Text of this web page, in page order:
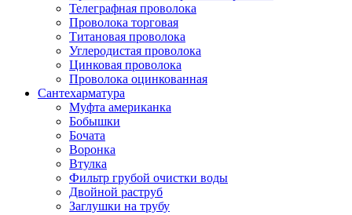
Телеграфная проволока
Проволока торговая
Титановая проволока
Углеродистая проволока
Цинковая проволока
Проволока оцинкованная
Сантехарматура
Муфта американка
Бобышки
Бочата
Воронка
Втулка
Фильтр грубой очистки воды
Двойной раструб
Заглушки на трубу